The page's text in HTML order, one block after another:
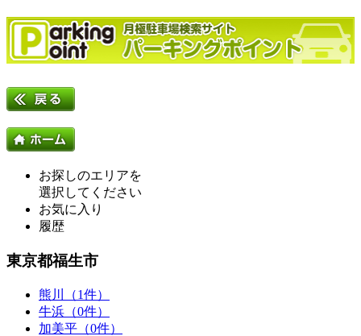
お探しのエリアを
選択してください
お気に入り
履歴
東京都福生市
熊川（1件）
牛浜（0件）
加美平（0件）